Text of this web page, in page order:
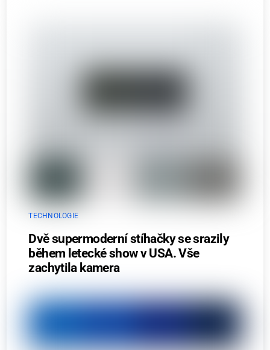
TECHNOLOGIE
Dvě supermoderní stíhačky se srazily
během letecké show v USA. Vše
zachytila kamera